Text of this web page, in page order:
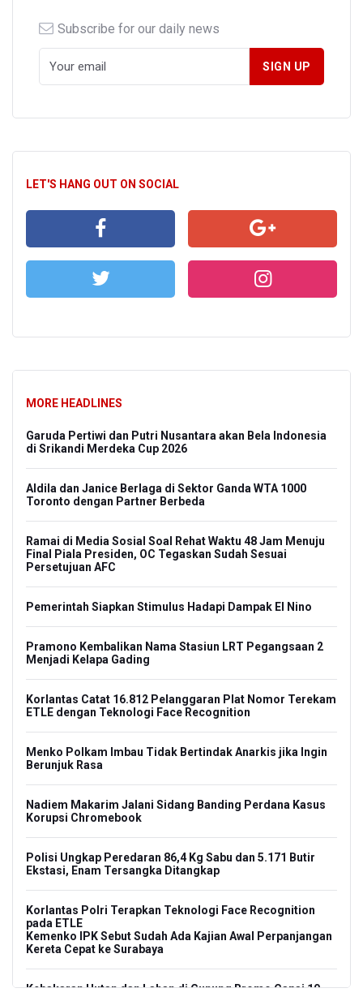
Subscribe for our daily news
LET'S HANG OUT ON SOCIAL
MORE HEADLINES
Garuda Pertiwi dan Putri Nusantara akan Bela Indonesia
di Srikandi Merdeka Cup 2026
Aldila dan Janice Berlaga di Sektor Ganda WTA 1000
Toronto dengan Partner Berbeda
Ramai di Media Sosial Soal Rehat Waktu 48 Jam Menuju
Final Piala Presiden, OC Tegaskan Sudah Sesuai
Persetujuan AFC
Pemerintah Siapkan Stimulus Hadapi Dampak El Nino
Pramono Kembalikan Nama Stasiun LRT Pegangsaan 2
Menjadi Kelapa Gading
Korlantas Catat 16.812 Pelanggaran Plat Nomor Terekam
ETLE dengan Teknologi Face Recognition
Menko Polkam Imbau Tidak Bertindak Anarkis jika Ingin
Berunjuk Rasa
Nadiem Makarim Jalani Sidang Banding Perdana Kasus
Korupsi Chromebook
Polisi Ungkap Peredaran 86,4 Kg Sabu dan 5.171 Butir
Ekstasi, Enam Tersangka Ditangkap
Korlantas Polri Terapkan Teknologi Face Recognition
pada ETLE
Kemenko IPK Sebut Sudah Ada Kajian Awal Perpanjangan
Kereta Cepat ke Surabaya
Kebakaran Hutan dan Lahan di Gunung Bromo Capai 10